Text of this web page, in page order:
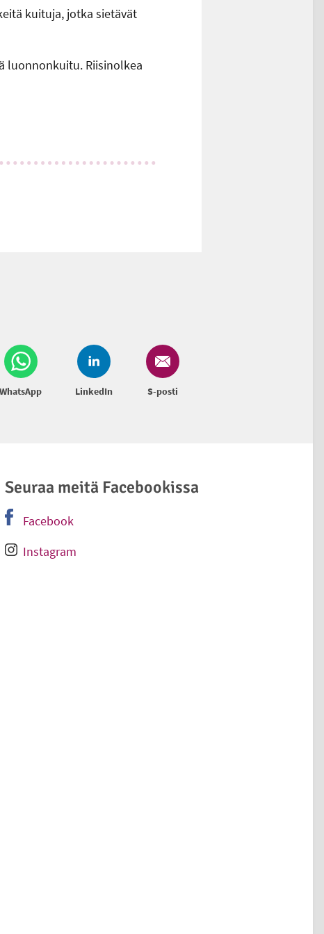
kuituja, jotka sietävät
luonnonkuitu. Riisinolkea
WhatsApp LinkedIn S-posti
Seuraa meitä Facebookissa
Facebook
-Ulkoinen linkki
Instagram